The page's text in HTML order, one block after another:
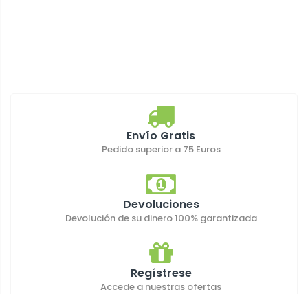
Envío Gratis
Pedido superior a 75 Euros
Devoluciones
Devolución de su dinero 100% garantizada
Regístrese
Accede a nuestras ofertas